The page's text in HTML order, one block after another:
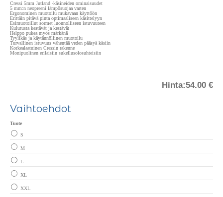
Cressi 5mm Jutland -käsineiden ominaisuudet
5 mm:n neopreeni lämpösuojaa varten
Ergonominen muotoilu mukavaan käyttöön
Erittäin pitävä pinta optimaaliseen käsittelyyn
Esimuotoillut sormet luonnolliseen istuvuuteen
Kulutusta kestävät ja kestävät
Helppo pukea myös märkänä
Tyylikäs ja käytännöllinen muotoilu
Turvallinen istuvuus vähentää veden pääsyä käsiin
Korkealaatuinen Cressin rakenne
Monipuolinen erilaisiin sukellusolosuhteisiin
Hinta:54.00 €
Vaihtoehdot
Tuote
S
M
L
XL
XXL